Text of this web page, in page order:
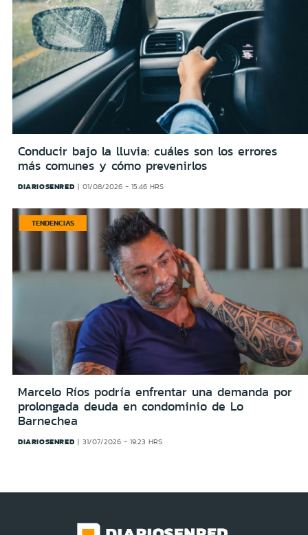
Conducir bajo la lluvia: cuáles son los errores
más comunes y cómo prevenirlos
DIARIOSENRED 01/08/2026 - 15:46 HRS
TENDENCIAS
Marcelo Ríos podría enfrentar una demanda por
prolongada deuda en condominio de Lo
Barnechea
DIARIOSENRED 31/07/2026 - 19:23 HRS